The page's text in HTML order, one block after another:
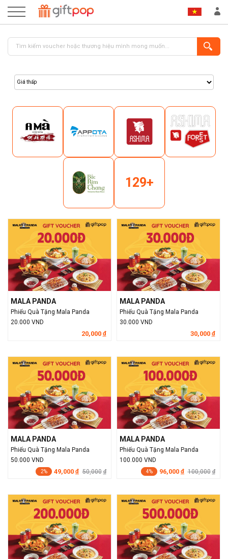
ĐĂNG KÝ
129+
MALA PANDA
Phiếu Quà Tặng Mala Panda
20.000 VND
20,000 đ
MALA PANDA
Phiếu Quà Tặng Mala Panda
30.000 VND
30,000 đ
MALA PANDA
Phiếu Quà Tặng Mala Panda
50.000 VND
2% 49,000 đ 50,000 đ
MALA PANDA
Phiếu Quà Tặng Mala Panda
100.000 VND
4% 96,000 đ 100,000 đ